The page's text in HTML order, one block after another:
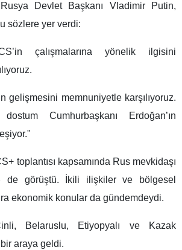
Devlet Başkanı Vladimir Putin,
sözlere yer verdi:
çalışmalarına yönelik ilgisini
gelişmesini memnuniyetle karşılıyoruz.
Cumhurbaşkanı Erdoğan’ın
toplantısı kapsamında Rus mevkidaşı
de görüştü. İkili ilişkiler ve bölgesel
ekonomik konular da gündemdeydi.
Belaruslu, Etiyopyalı ve Kazak
araya geldi.